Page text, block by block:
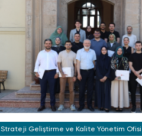
Strateji Geliştirme ve Kalite Yönetim Ofisi